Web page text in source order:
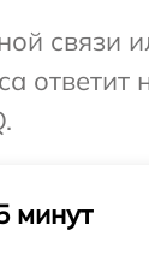
связи
минут